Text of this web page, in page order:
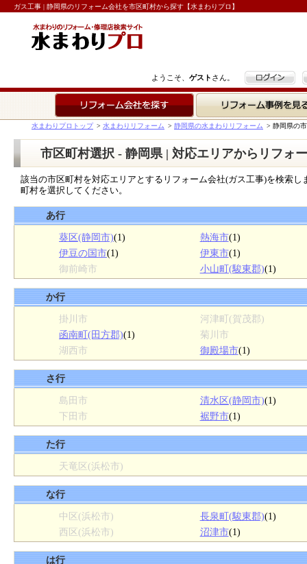
ガス工事 | 静岡県のリフォーム会社を市区町村から探す【水まわりプロ】
ようこそ、 ゲスト さん。 ログイン
リフォーム事例を見る
水まわりプロトップ > 水まわりリフォーム > 静岡県の水まわりリフォーム > 静岡県の
市区町村選択 - 静岡県 | 対応エリアからリフォ
該当の市区町村を対応エリアとするリフォーム会社(ガス工事)を検索
町村を選択してください。
あ行
葵区(静岡市)(1) 熱海市(1)
伊豆の国市(1) 伊東市(1)
御前崎市
小山町(駿東郡)(1)
か行
掛川市
河津町(賀茂郡)
函南町(田方郡)(1)
菊川市
湖西市
御殿場市(1)
さ行
島田市
清水区(静岡市)(1)
下田市
裾野市(1)
た行
天竜区(浜松市)
な行
中区(浜松市)
長泉町(駿東郡)(1)
西区(浜松市)
沼津市(1)
は行